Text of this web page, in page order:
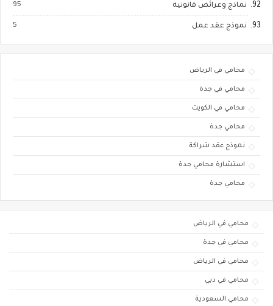
نماذج وعرائض قانونية 95
نموذج عقد عمل 5
محامي في الرياض
محامي في جدة
محامي في الكويت
محامي جدة
نموذج عقد شراكة
استشارة محامي جدة
محامي جدة
محامي في الرياض
محامي في جدة
محامي في الرياض
محامي في دبي
محامي السعودية